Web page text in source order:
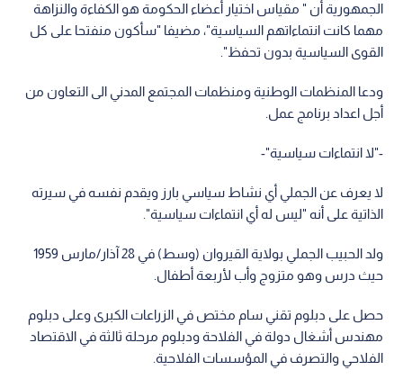
الجمهورية أن " مقياس اختيار أعضاء الحكومة هو الكفاءة والنزاهة
مهما كانت انتماءاتهم السياسية"، مضيفا "سأكون منفتحا على كل
القوى السياسية بدون تحفظ".
ودعا المنظمات الوطنية ومنظمات المجتمع المدني الى التعاون من
أجل اعداد برنامج عمل.
-"لا انتماءات سياسية"-
لا يعرف عن الجملي أي نشاط سياسي بارز ويقدم نفسه في سيرته
الذاتية على أنه "ليس له أي انتماءات سياسية".
ولد الحبيب الجملي بولاية القيروان (وسط) في 28 آذار/مارس 1959
حيث درس وهو متزوج وأب لأربعة أطفال.
حصل على دبلوم تقني سام مختص في الزراعات الكبرى وعلى دبلوم
مهندس أشغال دولة في الفلاحة ودبلوم مرحلة ثالثة في الاقتصاد
الفلاحي والتصرف في المؤسسات الفلاحية.